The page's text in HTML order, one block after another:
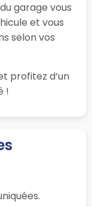
garage vous
et vous
selon vos
profitez d’un
!